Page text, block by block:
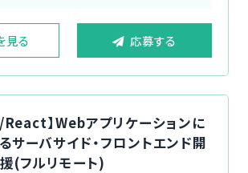
見る 応募する
React】Webアプリケーションに
サーバサイド・フロントエンド開
(フルリモート)